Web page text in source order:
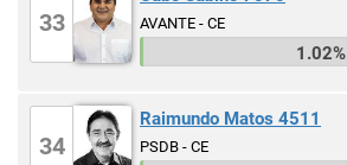
33 AVANTE - CE
1.02%
34
Raimundo Matos 4511
PSDB - CE